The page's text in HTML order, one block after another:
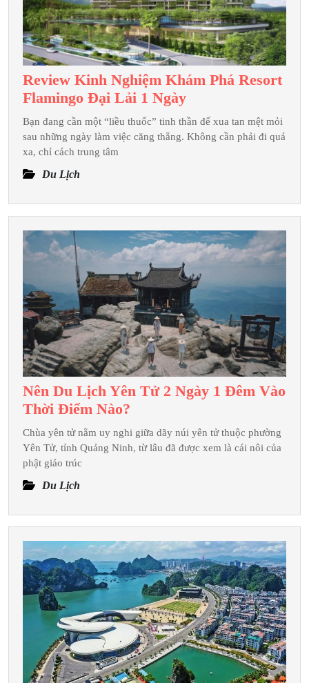
Review Kinh Nghiệm Khám Phá Resort
Flamingo Đại Lải 1 NgàyReview
Kinh
Nghiệm
Flamingo
Đại
Lải
1
Ngày
Bạn đang cần một “liều thuốc” tinh thần để xua tan mệt mỏi
sau những ngày làm việc căng thẳng. Không cần phải đi quá
xa, chỉ cách trung tâm
Du Lịch
Nên Du Lịch Yên Tử 2 Ngày 1 Đêm Vào
Thời Điểm Nào?
Du
Lịch
Ngày
Đêm
Vào
Thời
Điểm
Nào?
Chùa yên tử nằm uy nghi giữa dãy núi yên tử thuộc phường
Yên Tử, tỉnh Quảng Ninh, từ lâu đã được xem là cái nôi của
phật giáo trúc
Du Lịch